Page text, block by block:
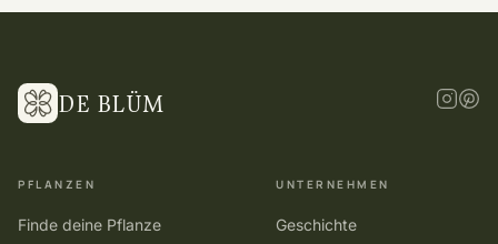
DE BLÜM
PFLANZEN
Finde deine Pflanze
UNTERNEHMEN
Geschichte